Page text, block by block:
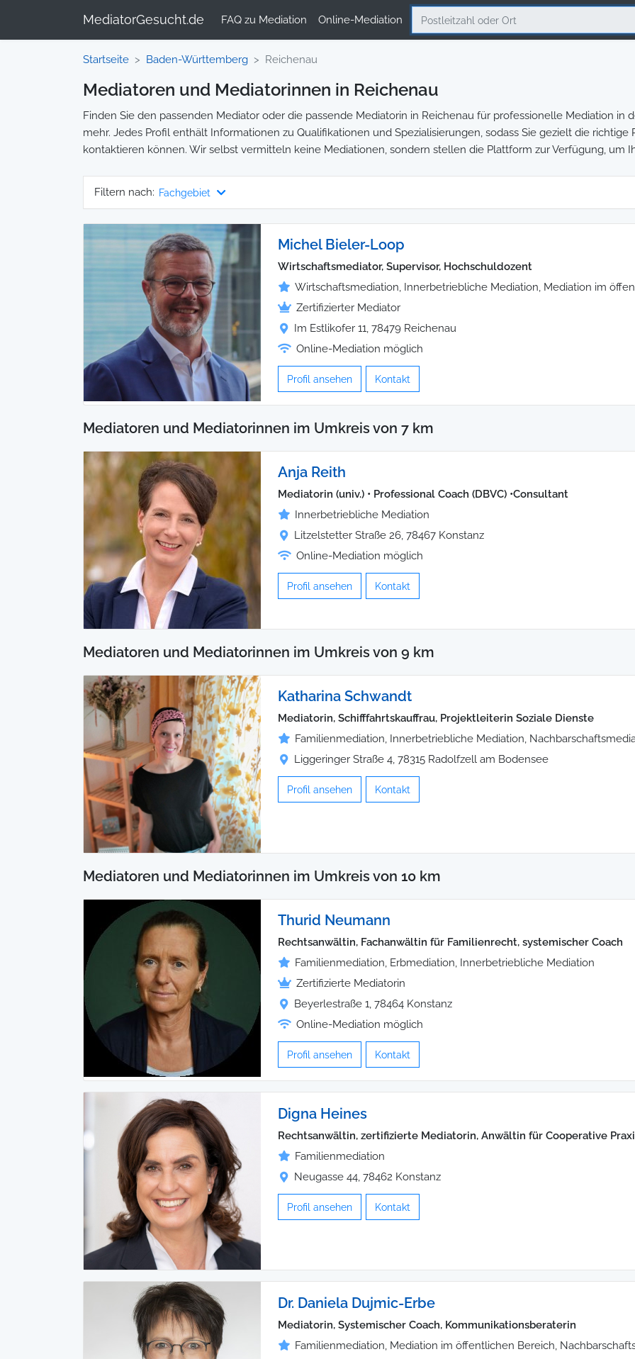
MediatorGesucht.de FAQ zu Mediation Online-Mediation
Startseite Baden-Württemberg Reichenau
Mediatoren und Mediatorinnen in Reichenau
Finden Sie den passenden Mediator oder die passende Mediatorin in Reichenau für professionelle Mediation in
mehr. Jedes Profil enthält Informationen zu Qualifikationen und Spezialisierungen, sodass Sie gezielt die
kontaktieren können. Wir selbst vermitteln keine Mediationen, sondern stellen die Plattform zur Verfügung, um
Filtern nach: Fachgebiet
Michel Bieler-Loop
Wirtschaftsmediator, Supervisor, Hochschuldozent
Wirtschaftsmediation, Innerbetriebliche Mediation, Mediation im
Zertifizierter Mediator
Im Estlikofer 11, 78479 Reichenau
Online-Mediation möglich
Profil ansehen Kontakt
Mediatoren und Mediatorinnen im Umkreis von 7 km
Anja Reith
Mediatorin (univ.) • Professional Coach (DBVC) •Consultant
Innerbetriebliche Mediation
Litzelstetter Straße 26, 78467 Konstanz
Online-Mediation möglich
Profil ansehen Kontakt
Mediatoren und Mediatorinnen im Umkreis von 9 km
Katharina Schwandt
Mediatorin, Schifffahrtskauffrau, Projektleiterin Soziale Dienste
Familienmediation, Innerbetriebliche Mediation,
Liggeringer Straße 4, 78315 Radolfzell am Bodensee
Profil ansehen Kontakt
Mediatoren und Mediatorinnen im Umkreis von 10 km
Thurid Neumann
Rechtsanwältin, Fachanwältin für Familienrecht, systemischer Coach
Familienmediation, Erbmediation, Innerbetriebliche Mediation
Zertifizierte Mediatorin
Beyerlestraße 1, 78464 Konstanz
Online-Mediation möglich
Profil ansehen Kontakt
Digna Heines
Rechtsanwältin, zertifizierte Mediatorin, Anwältin für Cooperative
Familienmediation
Neugasse 44, 78462 Konstanz
Profil ansehen Kontakt
Dr. Daniela Dujmic-Erbe
Mediatorin, Systemischer Coach, Kommunikationsberaterin
Familienmediation, Mediation im öffentlichen Bereich,